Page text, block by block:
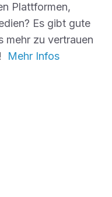
Plattformen,
Es gibt gute
mehr zu vertrauen
Mehr Infos